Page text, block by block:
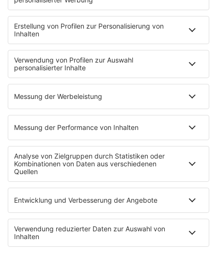
Musik
News
HITstory
Was macht eigentlich?
Listing
Back to the 90s
Mitmachen
Aktionen & Events
90s90s Countdown
Empfang
90s90s App
Sonos
Service
FAQs
Kontakt